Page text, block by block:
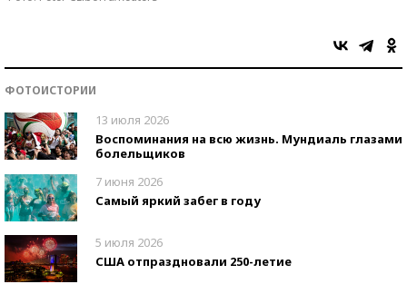
ФОТОИСТОРИИ
13 июля 2026
Воспоминания на всю жизнь. Мундиаль глазами
болельщиков
7 июня 2026
Самый яркий забег в году
5 июля 2026
США отпраздновали 250-летие